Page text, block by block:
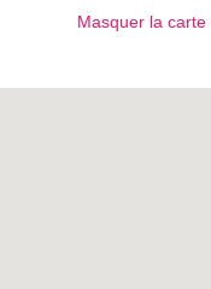
Masquer la carte